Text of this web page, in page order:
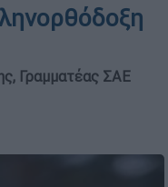
Γραµµατέας ΣΑΕ